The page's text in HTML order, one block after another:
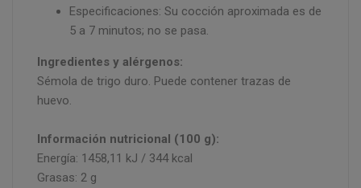
Especificaciones: Su cocción aproximada es de
5 a 7 minutos; no se pasa.
Ingredientes y alérgenos:
Sémola de trigo duro. Puede contener trazas de
huevo.
Información nutricional (100 g):
Energía: 1458,11 kJ / 344 kcal
Grasas: 2 g